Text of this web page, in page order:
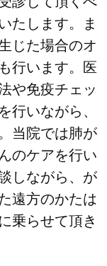
たします。ま
じた場合のオ
行います。医
や免疫チェッ
行いながら、
当院では肺が
のケアを行い
しながら、が
遠方のかたは
乗らせて頂き